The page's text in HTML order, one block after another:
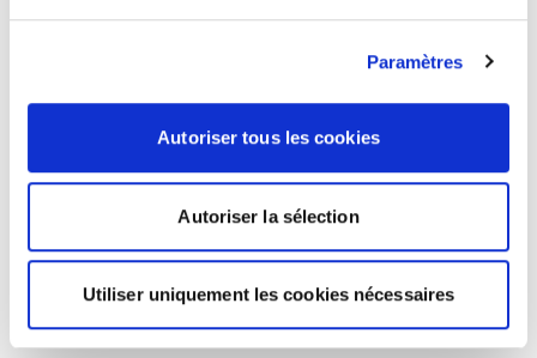
Paramètres
Autoriser tous les cookies
Autoriser la sélection
Utiliser uniquement les cookies nécessaires